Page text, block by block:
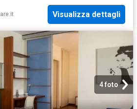
Visualizza dettagli
4 foto